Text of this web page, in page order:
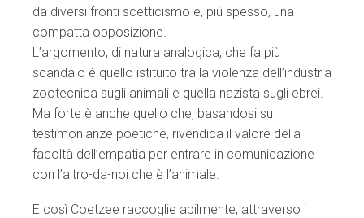
da diversi fronti scetticismo e, più spesso, una
compatta opposizione.
L’argomento, di natura analogica, che fa più
scandalo è quello istituito tra la violenza dell’industria
zootecnica sugli animali e quella nazista sugli ebrei.
Ma forte è anche quello che, basandosi su
testimonianze poetiche, rivendica il valore della
facoltà dell’empatia per entrare in comunicazione
con l’altro-da-noi che è l’animale.
E così Coetzee raccoglie abilmente, attraverso i